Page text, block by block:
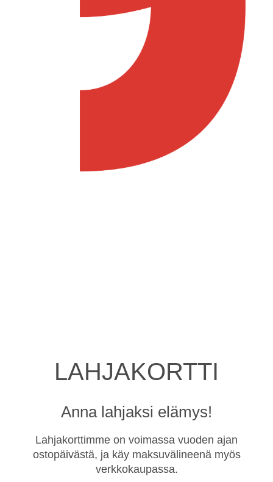
LAHJAKORTTI
Anna lahjaksi elämys!
Lahjakorttimme on voimassa vuoden ajan
ostopäivästä, ja käy maksuvälineenä myös
verkkokaupassa.